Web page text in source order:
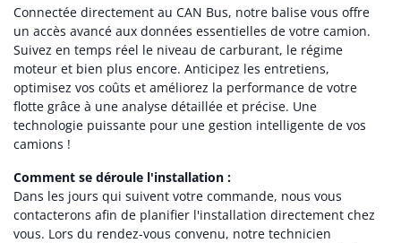
Connectée directement au CAN Bus, notre balise vous offre
un accès avancé aux données essentielles de votre camion.
Suivez en temps réel le niveau de carburant, le régime
moteur et bien plus encore. Anticipez les entretiens,
optimisez vos coûts et améliorez la performance de votre
flotte grâce à une analyse détaillée et précise. Une
technologie puissante pour une gestion intelligente de vos
camions !
Comment se déroule l'installation :
Dans les jours qui suivent votre commande, nous vous
contacterons afin de planifier l'installation directement chez
vous. Lors du rendez-vous convenu, notre technicien